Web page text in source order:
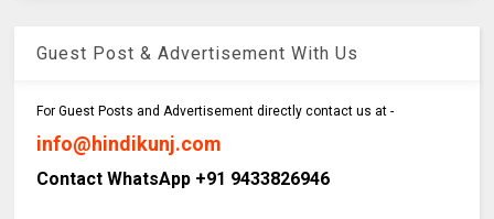
Guest Post & Advertisement With Us
For Guest Posts and Advertisement directly contact us at -
info@hindikunj.com
Contact WhatsApp +91 9433826946